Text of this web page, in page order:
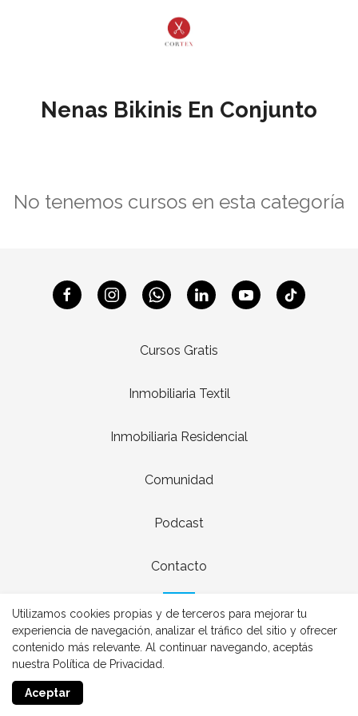
Nenas Bikinis En Conjunto
No tenemos cursos en esta categoría
Cursos Gratis
Inmobiliaria Textil
Inmobiliaria Residencial
Comunidad
Podcast
Contacto
Utilizamos cookies propias y de terceros para mejorar tu
experiencia de navegación, analizar el tráfico del sitio y ofrecer
contenido más relevante. Al continuar navegando, aceptás
nuestra Política de Privacidad.
Aceptar